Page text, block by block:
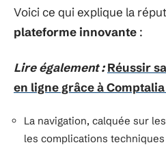
Voici ce qui explique la
plateforme innovante :
Lire également : Réussir
en ligne grâce à
La navigation, calquée sur
les complications